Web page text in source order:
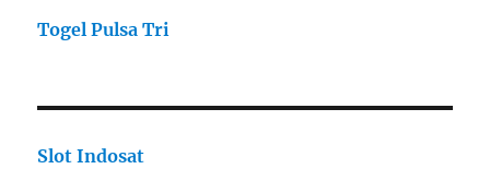
Togel Pulsa Tri
Slot Indosat